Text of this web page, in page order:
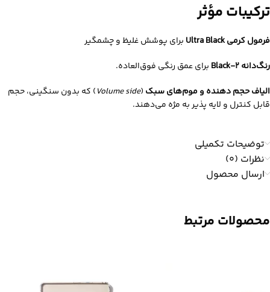
ترکیبات مؤثر
فرمول کرمی Ultra Black
برای پوشش غلیظ و چشمگیر
رنگ‌دانه Black-2
برای عمق رنگی فوق‌العاده.
الیاف حجم‌ دهنده و موم‌های سبک (
Volume side) که بدون سنگینی، حجم
قابل کنترل و لایه‌ پذیر به مژه می‌دهند.
توضیحات تکمیلی
نظرات (0)
ارسال محصول
محصولات مرتبط